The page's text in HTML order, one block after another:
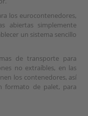
los eurocontenedores,
abiertas simplemente
un sistema sencillo
de transporte para
no extraíbles, en las
los contenedores, así
formato de palet, para